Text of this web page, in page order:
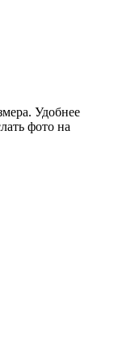
Удобнее
фото на